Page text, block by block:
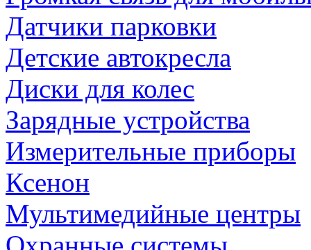
Датчики парковки
Детские автокресла
Диски для колес
Зарядные устройства
Измерительные приборы
Ксенон
Мультимедийные центры